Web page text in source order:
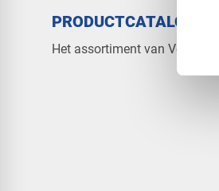
PRODUCTCATALOGUS
Het assortiment van Vos